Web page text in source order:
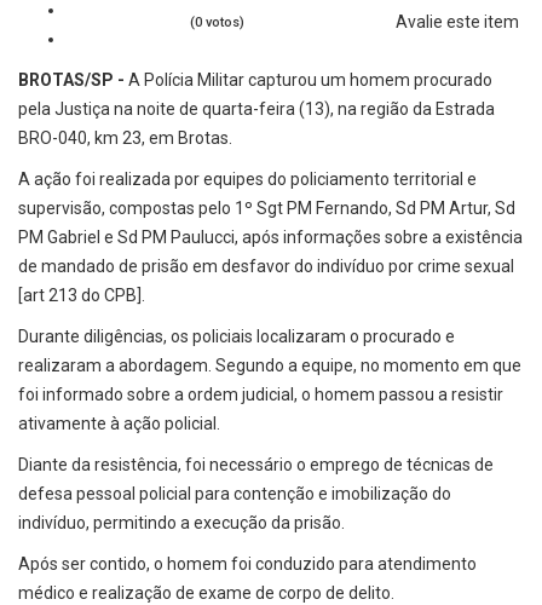
Avalie este item
(0 votos)
BROTAS/SP - A Polícia Militar capturou um homem procurado
pela Justiça na noite de quarta-feira (13), na região da Estrada
BRO-040, km 23, em Brotas.
A ação foi realizada por equipes do policiamento territorial e
supervisão, compostas pelo 1º Sgt PM Fernando, Sd PM Artur, Sd
PM Gabriel e Sd PM Paulucci, após informações sobre a existência
de mandado de prisão em desfavor do indivíduo por crime sexual
[art 213 do CPB].
Durante diligências, os policiais localizaram o procurado e
realizaram a abordagem. Segundo a equipe, no momento em que
foi informado sobre a ordem judicial, o homem passou a resistir
ativamente à ação policial.
Diante da resistência, foi necessário o emprego de técnicas de
defesa pessoal policial para contenção e imobilização do
indivíduo, permitindo a execução da prisão.
Após ser contido, o homem foi conduzido para atendimento
médico e realização de exame de corpo de delito.